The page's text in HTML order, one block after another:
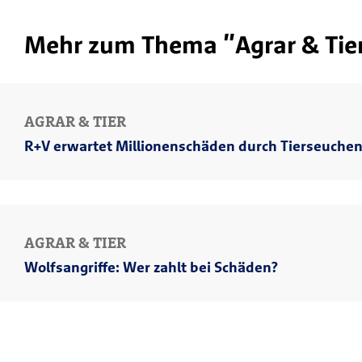
Mehr zum Thema "Agrar &
AGRAR & TIER
R+V erwartet Millionenschäden durch Tierseuchen
AGRAR & TIER
Wolfsangriffe: Wer zahlt bei Schäden?